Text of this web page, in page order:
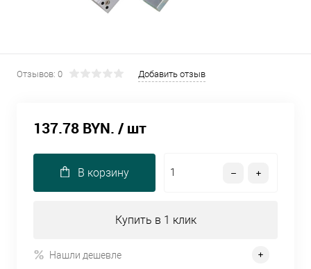
Отзывов: 0 Добавить отзыв
137.78 BYN. / шт
В корзину
Купить в 1 клик
Нашли дешевле